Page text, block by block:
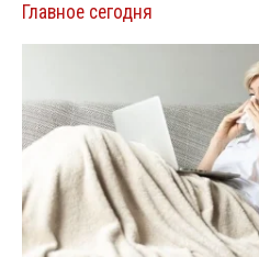
Главное сегодня